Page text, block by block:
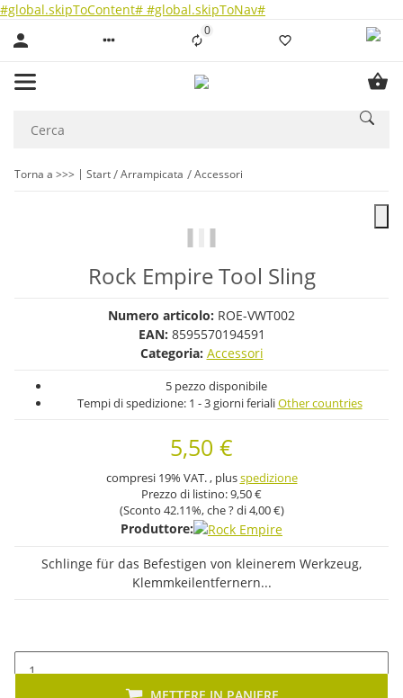
#global.skipToContent# #global.skipToNav#
0Liste ist leer
Torna a >>> Start Arrampicata Accessori
Rock Empire Tool Sling
Numero articolo: ROE-VWT002
EAN: 8595570194591
Categoria: Accessori
5 pezzo disponibile
Tempi di spedizione: 1 - 3 giorni ferialiOther countries
5,50 €
compresi 19% VAT. , plusspedizione
Prezzo di listino:9,50 €
(Sconto 42.11%, che ? di4,00 €)
Produttore:
Schlinge für das Befestigen von kleinerem Werkzeug,
Klemmkeilentfernern...